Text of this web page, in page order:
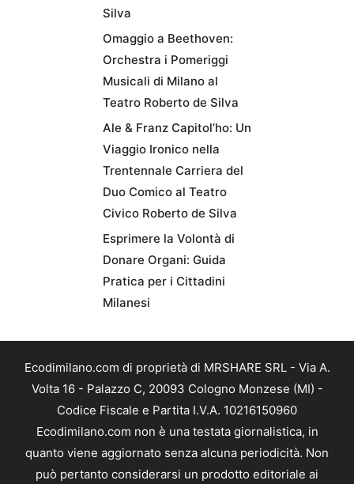
Silva
Omaggio a Beethoven:
Orchestra i Pomeriggi
Musicali di Milano al
Teatro Roberto de Silva
Ale & Franz Capitol’ho: Un
Viaggio Ironico nella
Trentennale Carriera del
Duo Comico al Teatro
Civico Roberto de Silva
Esprimere la Volontà di
Donare Organi: Guida
Pratica per i Cittadini
Milanesi
Ecodimilano.com di proprietà di MRSHARE SRL - Via A.
Volta 16 - Palazzo C, 20093 Cologno Monzese (MI) -
Codice Fiscale e Partita I.V.A. 10216150960
Ecodimilano.com non è una testata giornalistica, in
quanto viene aggiornato senza alcuna periodicità. Non
può pertanto considerarsi un prodotto editoriale ai